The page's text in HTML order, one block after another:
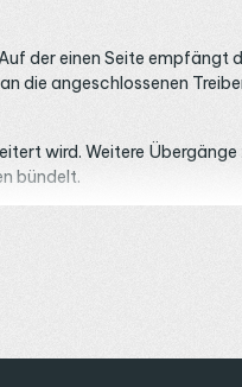
der einen Seite empfängt
die angeschlossenen
wird. Weitere
bündelt.